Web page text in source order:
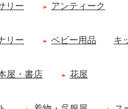
リー アンティーク
リー ベビー用品 キ
屋・書店 花屋